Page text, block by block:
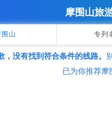
摩围山旅
山 专列
，没有找到符合条件的线路。
已为你推荐摩